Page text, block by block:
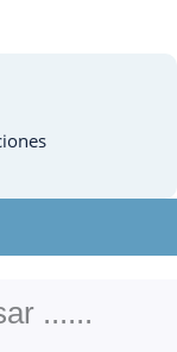
......